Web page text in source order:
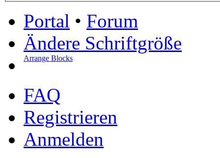
Portal • Forum
Ändere Schriftgröße
Arrange Blocks
FAQ
Registrieren
Anmelden